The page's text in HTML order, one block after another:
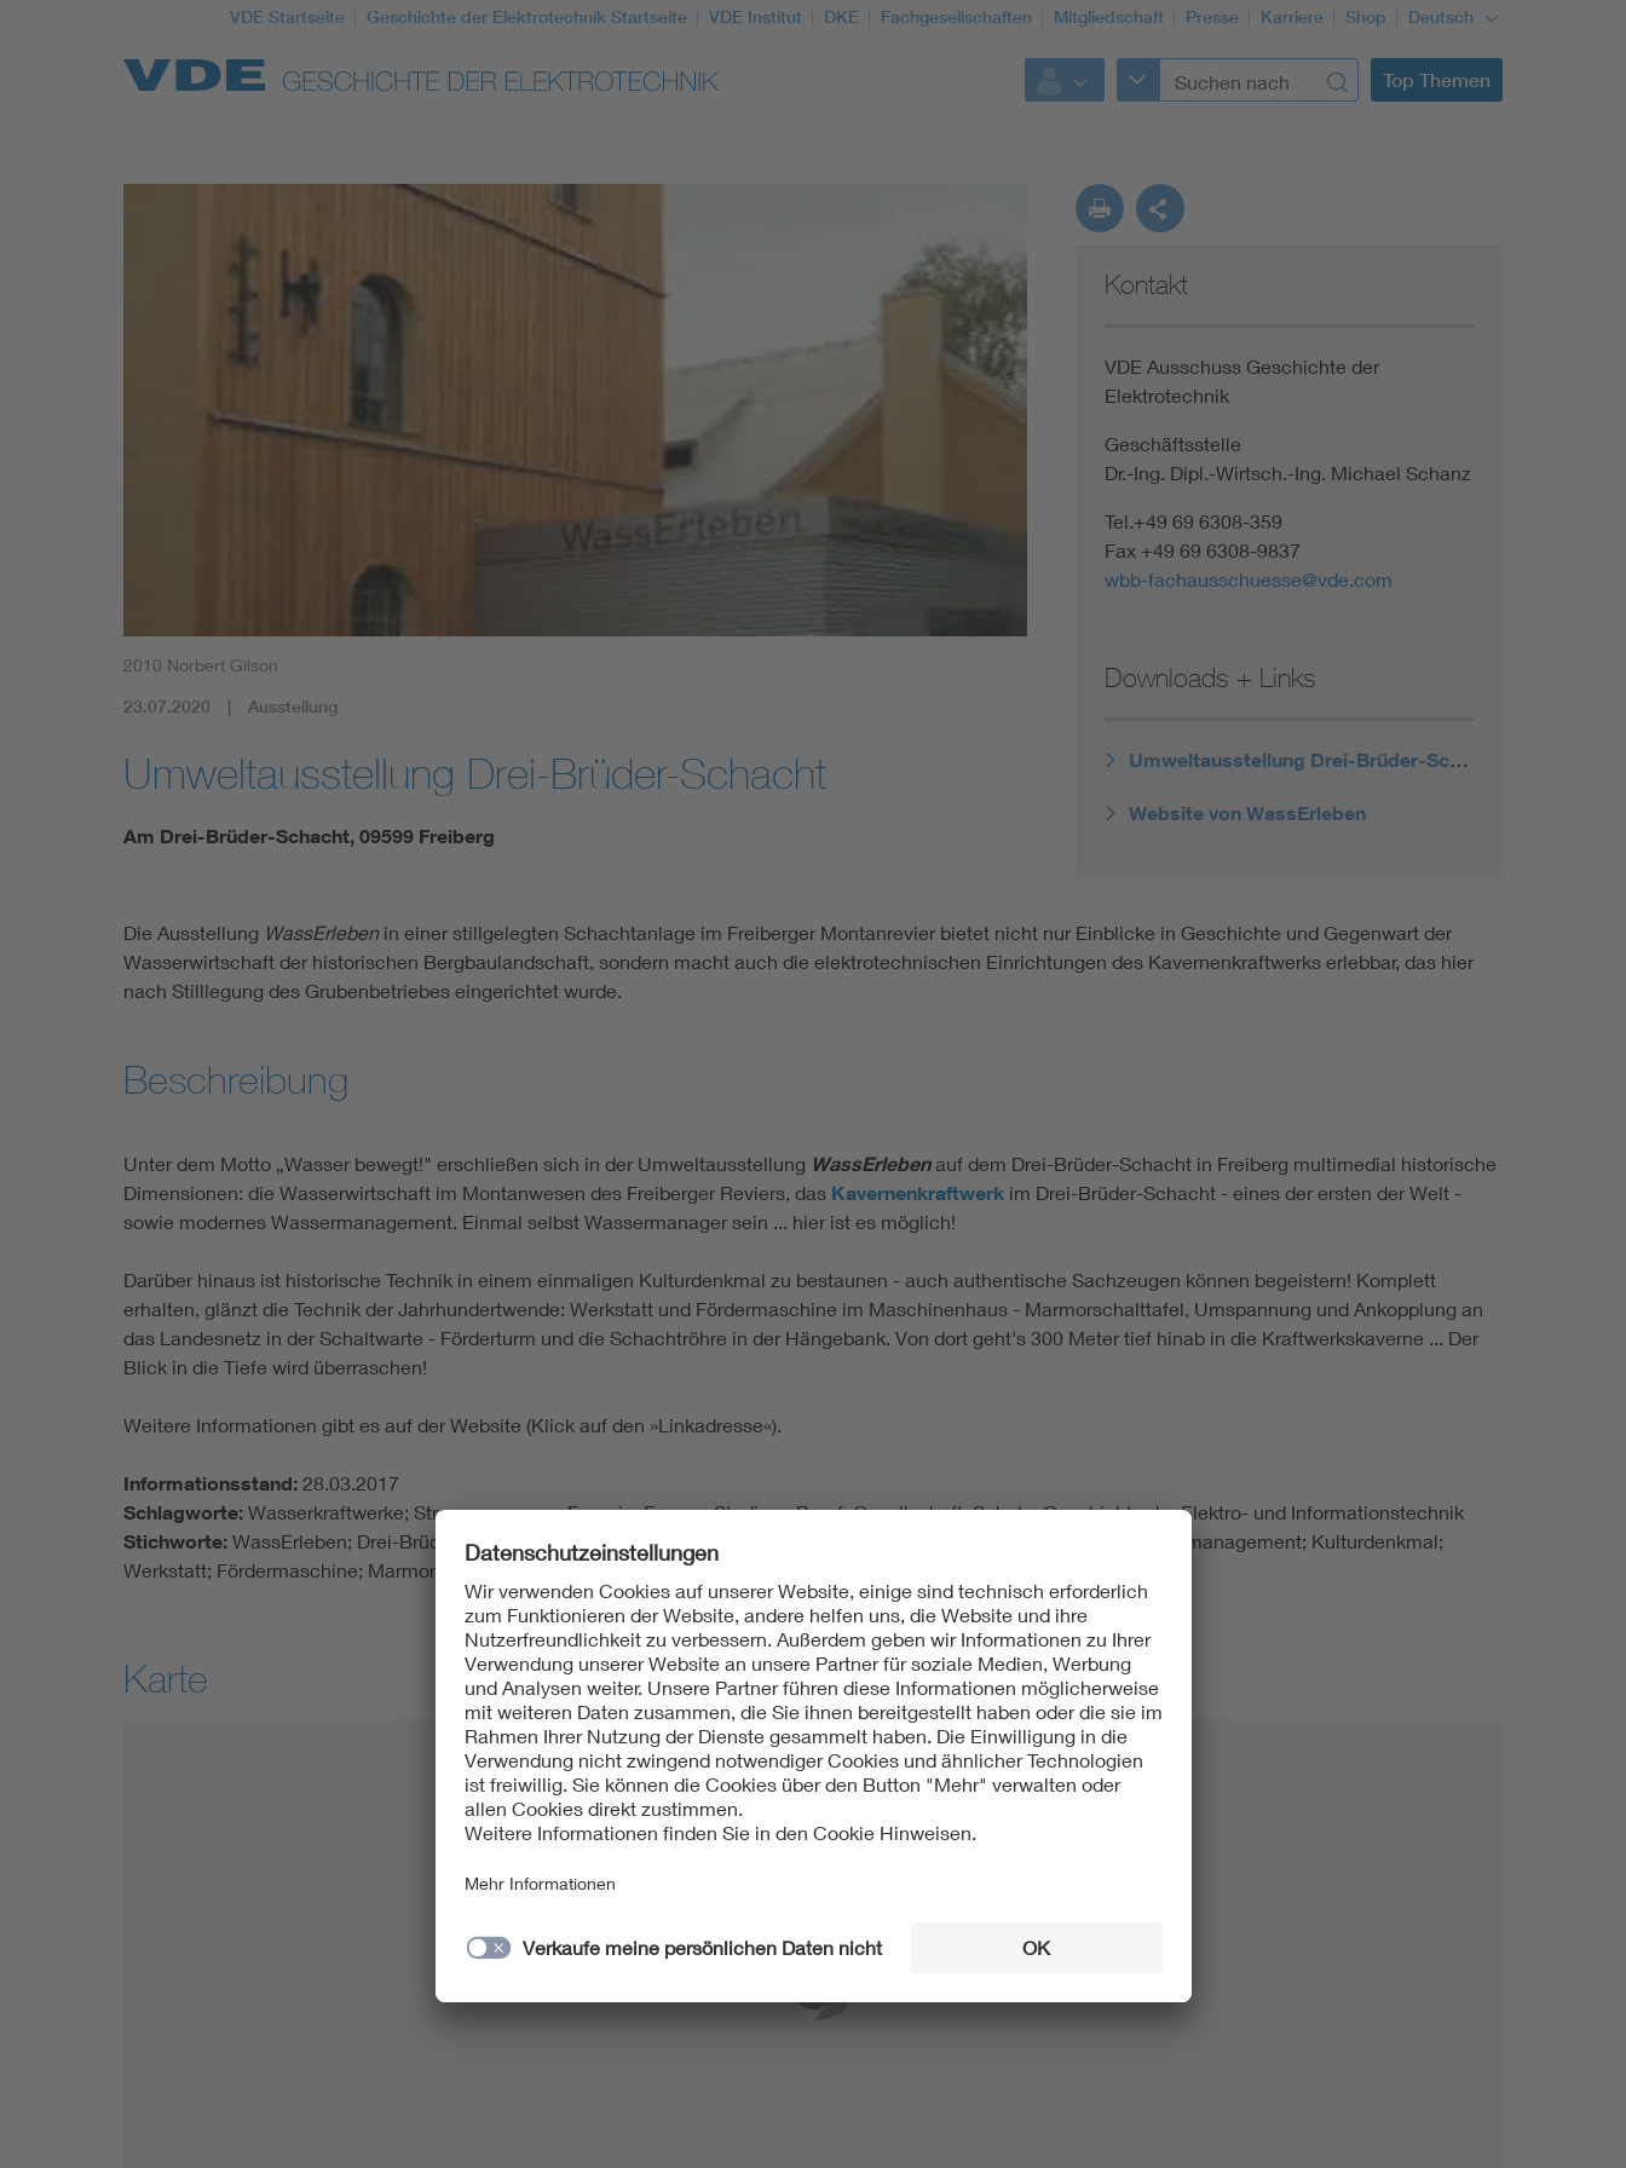
VDE Startseite Geschichte der Elektrotechnik Startseite VDE Institut DKE Fachgesellschaften Mitgliedschaft Presse Karriere Shop Deutsch
Top Themen
Top Themen
Weitere Themen
2010 Norbert Gilson
23.07.2020 Ausstellung
Umweltausstellung Drei-Brüder-Schacht
Am Drei-Brüder-Schacht, 09599 Freiberg
Kontakt
VDE Ausschuss Geschichte der
Elektrotechnik
Geschäftsstelle
Dr.-Ing. Dipl.-Wirtsch.-Ing. Michael Schanz
Tel.+49 69 6308-359
Fax +49 69 6308-9837
wbb-fachausschuesse@vde.com
Downloads + Links
Umweltausstellung Drei-Brüder-Schacht_Bild 1
Website von WassErleben
Die Ausstellung WassErlebenin einer stillgelegten Schachtanlage im Freiberger Montanrevier bietet nicht nur Einblicke in Geschichte und Gegenwart der
Wasserwirtschaft der historischen Bergbaulandschaft, sondern macht auch die elektrotechnischen Einrichtungen des Kavernenkraftwerks erlebbar, das hier
nach Stilllegung des Grubenbetriebes eingerichtet wurde.
Beschreibung
Unter dem Motto „Wasser bewegt!" erschließen sich in der Umweltausstellung WassErlebenauf dem Drei-Brüder-Schacht in Freiberg multimedial historische
Dimensionen: die Wasserwirtschaft im Montanwesen des Freiberger Reviers, das Kavernenkraftwerk im Drei-Brüder-Schacht - eines der ersten der Welt -
sowie modernes Wassermanagement. Einmal selbst Wassermanager sein ... hier ist es möglich!
Darüber hinaus ist historische Technik in einem einmaligen Kulturdenkmal zu bestaunen - auch authentische Sachzeugen können begeistern! Komplett
erhalten, glänzt die Technik der Jahrhundertwende: Werkstatt und Fördermaschine im Maschinenhaus - Marmorschalttafel, Umspannung und Ankopplung an
das Landesnetz in der Schaltwarte - Förderturm und die Schachtröhre in der Hängebank. Von dort geht's 300 Meter tief hinab in die Kraftwerkskaverne ... Der
Blick in die Tiefe wird überraschen!
Weitere Informationen gibt es auf der Website (Klick auf den »Linkadresse«).
Informationsstand: 28.03.2017
Schlagworte: Wasserkraftwerke; Stromerzeugung; Energie; Energy; Studium, Beruf, Gesellschaft; Schule; Geschichte der Elektro- und Informationstechnik
Stichworte: WassErleben; Drei-Brüder-Schacht; Freiberg; Wasserwirtschaft; Freiberger Revier; Kavernenkraftwerk; Wassermanagement; Kulturdenkmal;
Werkstatt; Fördermaschine; Marmorschalttafel; Umspannung; Schaltwarte; Förderturm; Schachtröhre; Hängebank
Karte